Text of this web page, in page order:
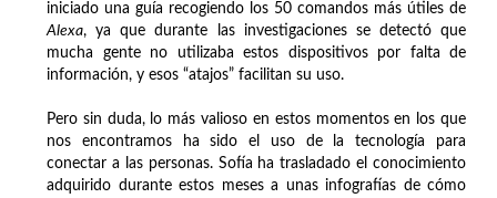
iniciado una guía recogiendo los 50 comandos más útiles de
Alexa, ya que durante las investigaciones se detectó que
mucha gente no utilizaba estos dispositivos por falta de
información, y esos “atajos” facilitan su uso.
Pero sin duda, lo más valioso en estos momentos en los que
nos encontramos ha sido el uso de la tecnología para
conectar a las personas. Sofía ha trasladado el conocimiento
adquirido durante estos meses a unas infografías de cómo